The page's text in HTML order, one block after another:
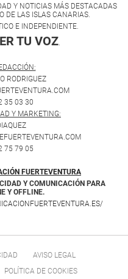
Y NOTICIAS MÁS DESTACADAS
DE LAS ISLAS CANARIAS.
E INDEPENDIENTE.
TU VOZ.
RODRIGUEZ
35 03 30
Y MARKETING:
75 79 05
FUERTEVENTURA
Y COMUNICACIÓN PARA
Y OFFLINE.
AVISO LEGAL
POLÍTICA DE COOKIES